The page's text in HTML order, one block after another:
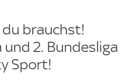
du brauchst!
und 2. Bundesliga
Sport!